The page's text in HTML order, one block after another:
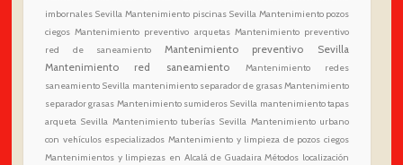
imbornales Sevilla Mantenimiento piscinas Sevilla Mantenimiento pozos
ciegos Mantenimiento preventivo arquetas Mantenimiento preventivo
red de saneamiento
Mantenimiento preventivo Sevilla
Mantenimiento red saneamiento
Mantenimiento redes
saneamiento Sevilla mantenimiento separador de grasasMantenimiento
separador grasas Mantenimiento sumideros Sevilla mantenimiento tapas
arqueta Sevilla Mantenimiento tuberías Sevilla Mantenimiento urbano
con vehículos especializados Mantenimiento y limpieza de pozos ciegos
Mantenimientos y limpiezas en Alcalá de Guadaira Métodos localización